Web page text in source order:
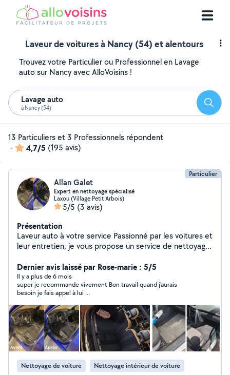
Laveur de voitures à Nancy (54) et alentours
Trouvez votre Particulier ou Professionnel en Lavage
auto sur Nancy avec AlloVoisins !
Lavage auto
à Nancy (54)
13 Particuliers et 3 Professionnels répondent
-
4,7/5 (195 avis)
Particulier
Allan Galet
Expert en nettoyage spécialisé
Laxou (Village Petit Arbois)
5/5 (3 avis)
Présentation
Laveur auto à votre service Passionné par les voitures et
leur entretien, je vous propose un service de nettoyage
l'extérieur étincelant à l'intérieur impeccable, je m'assure
de redonner à votre véhicule son éclat d'origine tout en
utilisant des produits de qualité. Tarifs nettoyage auto &
mobilier Intérieur voiture : - À partir de 40 (citadine)
jusqu'à 70 (SUV 7 places) - Formules plus complètes : 75
à 105 (Fraîcheur) ou 110 à 170 (SPA) Nettoyage complet
extérieur + intérieur : - À partir de 70 (citadine) jusqu'à
155 (SUV 7 places) - Formules haut de gamme : 150 à
210 selon le véhicule Canapés : - De 59 à 89 selon la
taille (1 à 3 places ou angle) Matelas : - De 65 à 100
selon les dimensions (140x190 à 200x200)
Dernier avis laissé par Rose-marie : 5/5
Il y a plus de 6 mois
super je recommande vivement Bon travail quand j'aurais
besoin je fais appel à lui ...
Nettoyage de voiture Nettoyage intérieur de voiture